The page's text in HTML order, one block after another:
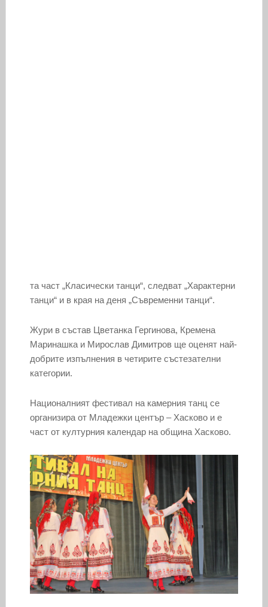
та част „Класически танци“, следват „Характерни
танци“ и в края на деня „Съвременни танци“.
Жури в състав Цветанка Гергинова, Кремена
Маринашка и Мирослав Димитров ще оценят най-
добрите изпълнения в четирите състезателни
категории.
Националният фестивал на камерния танц се
организира от Младежки център – Хасково и е
част от културния календар на община Хасково.